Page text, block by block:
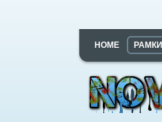
HOME РАМКИ